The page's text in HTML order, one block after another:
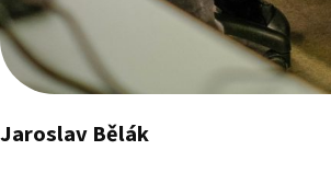
Jaroslav Bělák